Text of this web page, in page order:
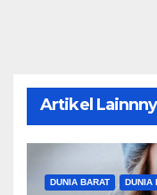
Artikel
DUNIA BARAT DUNIA